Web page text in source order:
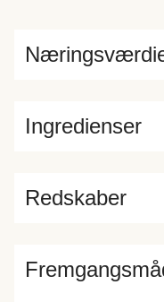
Ingredienser
Redskaber